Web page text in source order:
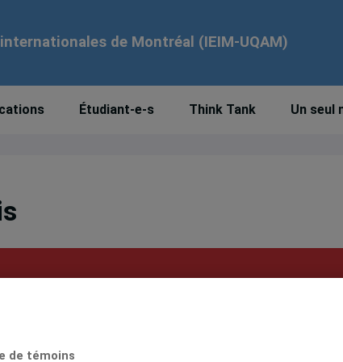
de Montréal (IEIM-UQAM)
Étudiant-e-s Think Tank Un seul
démocrate Hillary Clinton devance largement
une défaite de ce dernier. Pourtant, en
de témoins